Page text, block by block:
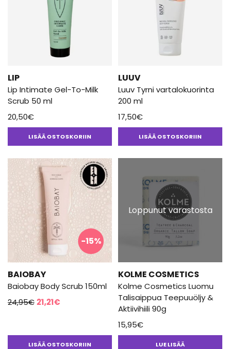
LIP
Lip Intimate Gel-To-Milk
Scrub 50 ml
20,50€
LISÄÄ OSTOSKORIIN
LUUV
Luuv Tyrni vartalokuorinta
200 ml
17,50€
LISÄÄ OSTOSKORIIN
-15%
BAIOBAY
Baiobay Body Scrub 150ml
24,95€ Alkuperäinen
24,95€.
21,21€Nykyinen
21,21€.
LISÄÄ OSTOSKORIIN
Loppunut varastosta
KOLME COSMETICS
Kolme Cosmetics Luomu
Talisaippua Teepuuöljy &
Aktiivihiili 90g
15,95€
LUE LISÄÄ